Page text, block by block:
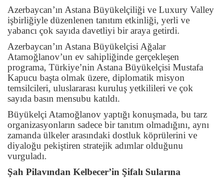
Azerbaycan’ın Astana Büyükelçiliği ve Luxury Valley
işbirliğiyle düzenlenen tanıtım etkinliği, yerli ve
yabancı çok sayıda davetliyi bir araya getirdi.
Azerbaycan’ın Astana Büyükelçisi Ağalar
Atamoğlanov’un ev sahipliğinde gerçekleşen
programa, Türkiye’nin Astana Büyükelçisi Mustafa
Kapucu başta olmak üzere, diplomatik misyon
temsilcileri, uluslararası kuruluş yetkilileri ve çok
sayıda basın mensubu katıldı.
Büyükelçi Atamoğlanov yaptığı konuşmada, bu tarz
organizasyonların sadece bir tanıtım olmadığını, aynı
zamanda ülkeler arasındaki dostluk köprülerini ve
diyaloğu pekiştiren stratejik adımlar olduğunu
vurguladı.
Şah Pilavından Kelbecer’in Şifalı Sularına